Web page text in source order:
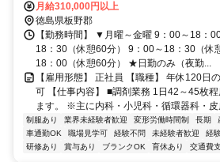
OK（駐車場有） 〇公用車あり
月給310,000円以上
徳島県板野郡
【勤務時間】 ▼月曜～金曜 9：00～18：
18：30（休憩60分） 9：00～18：30（休
18：00（休憩60分） ★日勤のみ（夜勤...
【雇用形態】 正社員 【職種】 年休120日
可 【仕事内容】 ■調剤業務 1日42～45枚
ます。 ※主に内科・小児科・循環器科・
制服あり 業界未経験者歓迎 変形労働時間制 長期
車通勤OK
職場見学可 経験不問 未経験者歓迎 経
研修あり
賞与あり ブランクOK 育休あり 交通費